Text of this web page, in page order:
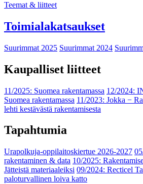
Teemat & liitteet
Toimialakatsaukset
Suurimmat 2025 Suurimmat 2024
Kaupalliset liitteet
11/2025: Suomea rakentamassa 12/2024:
Suomea rakentamassa 11/2023: Jokka −
lehti kestävästä rakentamisesta
Tapahtumia
Urapolkuja-oppilaitoskiertue 2026-2027
rakentaminen & data 10/2025:
Jätteistä materiaaleiksi 09/2024: Recticel
paloturvallinen loiva katto